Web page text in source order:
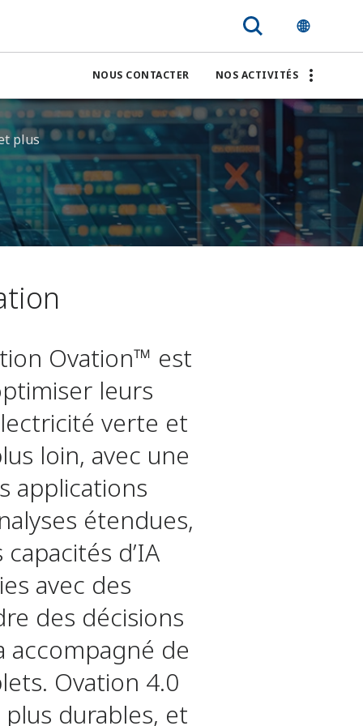
NOUS CONTACTER NOS ACTIVITÉS
plus
Ovation™ est
leurs
verte et
loin, avec une
applications
étendues,
d’IA
avec des
des décisions
accompagné de
Ovation 4.0
durables, et